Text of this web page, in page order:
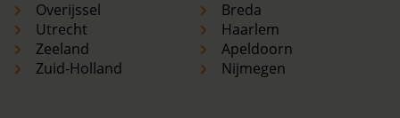
Overijssel
Utrecht
Zeeland
Zuid-Holland
Breda
Haarlem
Apeldoorn
Nijmegen